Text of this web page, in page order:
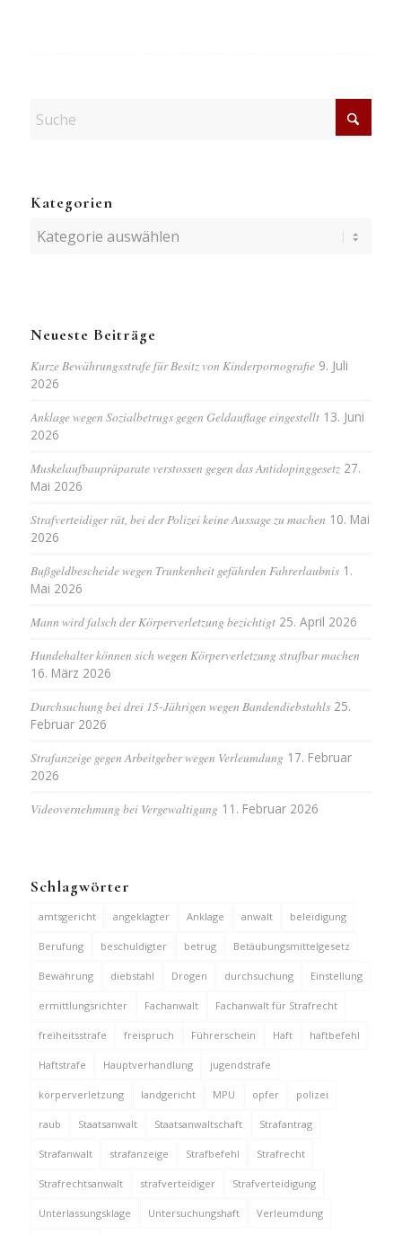
Kategorien
Kategorien
Neueste Beiträge
Kurze Bewährungsstrafe für Besitz von Kinderpornografie 9. Juli
2026
Anklage wegen Sozialbetrugs gegen Geldauflage eingestellt 13. Juni
2026
Muskelaufbaupräparate verstossen gegen das Antidopinggesetz 27.
Mai 2026
Strafverteidiger rät, bei der Polizei keine Aussage zu machen 10. Mai
2026
Bußgeldbescheide wegen Trunkenheit gefährden Fahrerlaubnis 1.
Mai 2026
Mann wird falsch der Körperverletzung bezichtigt 25. April 2026
Hundehalter können sich wegen Körperverletzung strafbar machen
16. März 2026
Durchsuchung bei drei 15-Jährigen wegen Bandendiebstahls 25.
Februar 2026
Strafanzeige gegen Arbeitgeber wegen Verleumdung 17. Februar
2026
Videovernehmung bei Vergewaltigung 11. Februar 2026
Schlagwörter
amtsgericht angeklagter Anklage anwalt beleidigung
Berufung beschuldigter betrug Betäubungsmittelgesetz
Bewährung diebstahl Drogen durchsuchung Einstellung
ermittlungsrichter Fachanwalt Fachanwalt für Strafrecht
freiheitsstrafe freispruch Führerschein Haft haftbefehl
Haftstrafe Hauptverhandlung jugendstrafe
körperverletzung landgericht MPU opfer polizei
raub Staatsanwalt Staatsanwaltschaft Strafantrag
Strafanwalt strafanzeige Strafbefehl Strafrecht
Strafrechtsanwalt strafverteidiger Strafverteidigung
Unterlassungsklage Untersuchungshaft Verleumdung